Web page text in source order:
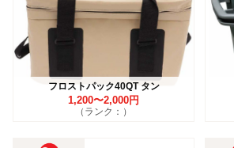
フロストパック40QT タン
1,200〜2,000円
（ランク：）